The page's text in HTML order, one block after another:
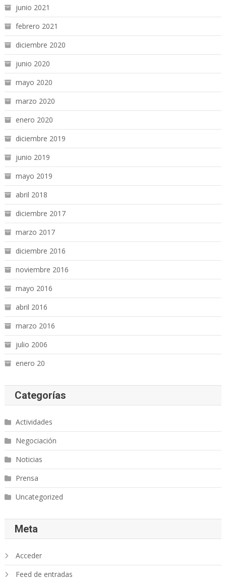
junio 2021
febrero 2021
diciembre 2020
junio 2020
mayo 2020
marzo 2020
enero 2020
diciembre 2019
junio 2019
mayo 2019
abril 2018
diciembre 2017
marzo 2017
diciembre 2016
noviembre 2016
mayo 2016
abril 2016
marzo 2016
julio 2006
enero 20
Categorías
Actividades
Negociación
Noticias
Prensa
Uncategorized
Meta
Acceder
Feed de entradas